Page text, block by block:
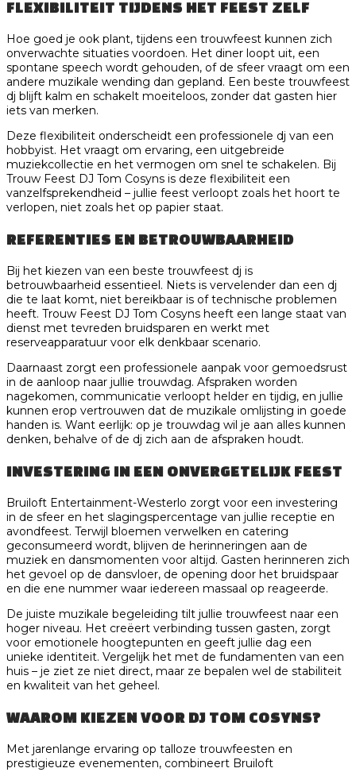
FLEXIBILITEIT TIJDENS HET FEEST ZELF
Hoe goed je ook plant, tijdens een trouwfeest kunnen zich
onverwachte situaties voordoen. Het diner loopt uit, een
spontane speech wordt gehouden, of de sfeer vraagt om een
andere muzikale wending dan gepland. Een beste trouwfeest
dj blijft kalm en schakelt moeiteloos, zonder dat gasten hier
iets van merken.
Deze flexibiliteit onderscheidt een professionele dj van een
hobbyist. Het vraagt om ervaring, een uitgebreide
muziekcollectie en het vermogen om snel te schakelen. Bij
Trouw Feest DJ Tom Cosyns is deze flexibiliteit een
vanzelfsprekendheid – jullie feest verloopt zoals het hoort te
verlopen, niet zoals het op papier staat.
REFERENTIES EN BETROUWBAARHEID
Bij het kiezen van een beste trouwfeest dj is
betrouwbaarheid essentieel. Niets is vervelender dan een dj
die te laat komt, niet bereikbaar is of technische problemen
heeft. Trouw Feest DJ Tom Cosyns heeft een lange staat van
dienst met tevreden bruidsparen en werkt met
reserveapparatuur voor elk denkbaar scenario.
Daarnaast zorgt een professionele aanpak voor gemoedsrust
in de aanloop naar jullie trouwdag. Afspraken worden
nagekomen, communicatie verloopt helder en tijdig, en jullie
kunnen erop vertrouwen dat de muzikale omlijsting in goede
handen is. Want eerlijk: op je trouwdag wil je aan alles kunnen
denken, behalve of de dj zich aan de afspraken houdt.
INVESTERING IN EEN ONVERGETELIJK FEEST
Bruiloft Entertainment-Westerlo zorgt voor een investering
in de sfeer en het slagingspercentage van jullie receptie en
avondfeest. Terwijl bloemen verwelken en catering
geconsumeerd wordt, blijven de herinneringen aan de
muziek en dansmomenten voor altijd. Gasten herinneren zich
het gevoel op de dansvloer, de opening door het bruidspaar
en die ene nummer waar iedereen massaal op reageerde.
De juiste muzikale begeleiding tilt jullie trouwfeest naar een
hoger niveau. Het creëert verbinding tussen gasten, zorgt
voor emotionele hoogtepunten en geeft jullie dag een
unieke identiteit. Vergelijk het met de fundamenten van een
huis – je ziet ze niet direct, maar ze bepalen wel de stabiliteit
en kwaliteit van het geheel.
WAAROM KIEZEN VOOR DJ TOM COSYNS?
Met jarenlange ervaring op talloze trouwfeesten en
prestigieuze evenementen, combineert Bruiloft